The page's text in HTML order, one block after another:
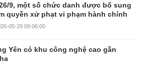
9, một số chức danh được bổ sung
quyền xử phạt vi phạm hành chính
05-29 09:06:00
Yên có khu công nghệ cao gần